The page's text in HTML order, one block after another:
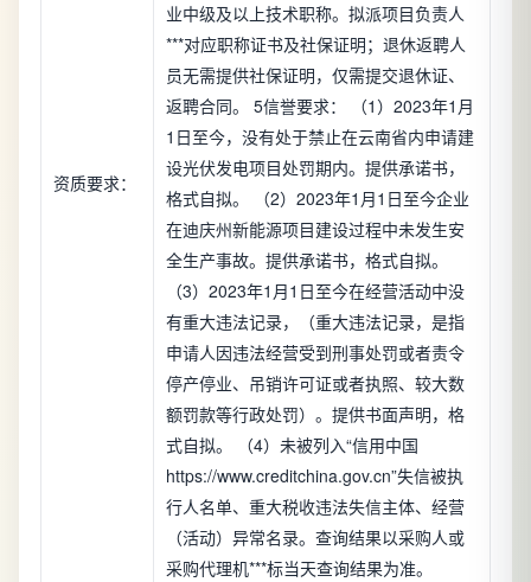
资质要求：
业中级及以上技术职称。拟派项目负责人
***对应职称证书及社保证明；退休返聘人
员无需提供社保证明，仅需提交退休证、
返聘合同。 5信誉要求： （1）2023年1月
1日至今，没有处于禁止在云南省内申请建
设光伏发电项目处罚期内。提供承诺书，
格式自拟。 （2）2023年1月1日至今企业
在迪庆州新能源项目建设过程中未发生安
全生产事故。提供承诺书，格式自拟。
（3）2023年1月1日至今在经营活动中没
有重大违法记录，（重大违法记录，是指
申请人因违法经营受到刑事处罚或者责令
停产停业、吊销许可证或者执照、较大数
额罚款等行政处罚）。提供书面声明，格
式自拟。 （4）未被列入“信用中国
https://www.creditchina.gov.cn”失信被执
行人名单、重大税收违法失信主体、经营
（活动）异常名录。查询结果以采购人或
采购代理机***标当天查询结果为准。